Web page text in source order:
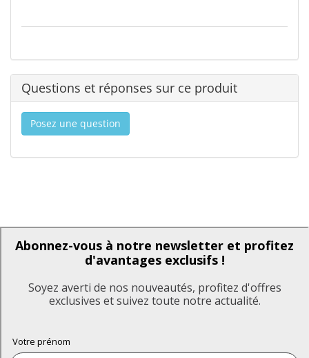
Questions et réponses sur ce produit
Posez une question